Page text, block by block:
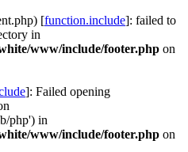
[function.include]: failed to
in
www/include/footer.php on
]: Failed opening
php') in
www/include/footer.php on